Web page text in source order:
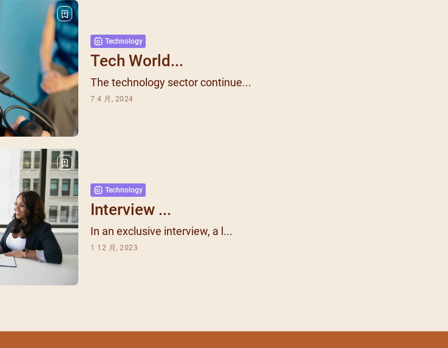
君右神父
Technology
Tech World...
The technology sector continue...
7 4 月, 2024
Technology
Interview ...
In an exclusive interview, a l...
1 12 月, 2023